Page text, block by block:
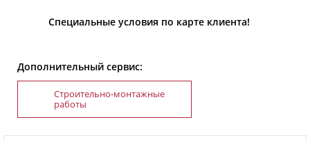
Специальные условия по карте клиента!
Дополнительный сервис:
Строительно-монтажные
работы